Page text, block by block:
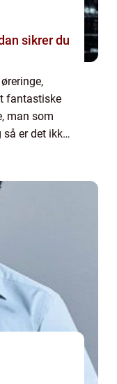
sikrer du
fantastiske
man som
er det ikke